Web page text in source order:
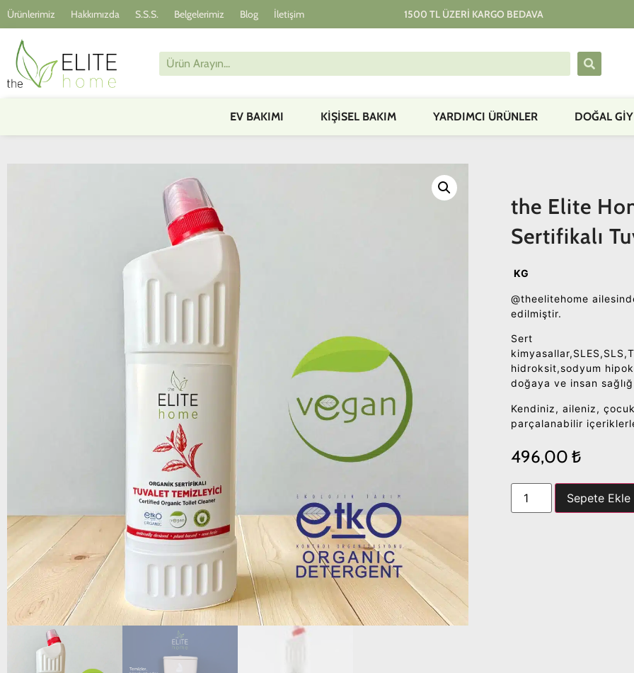
Ürünlerimiz Hakkımızda S.S.S. Belgelerimiz Blog İletişim 1500 TL ÜZERI KARGO BEDAVA
EV BAKIMI KIŞISEL BAKIM YARDIMCI ÜRÜNLER DOĞAL
the Elite
Sertifikalı
KG
@theelitehome
edilmiştir.
Sert
hidroksit,sodyum
doğaya ve insan
Kendiniz, aileniz,
parçalanabilir
496,00 ₺
Sepete Ekle